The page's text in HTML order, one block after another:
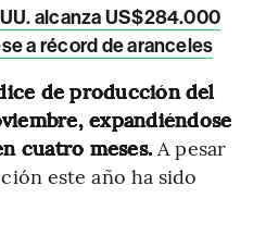
alcanza US$284.000
a récord de aranceles
de producción del
expandiéndose
cuatro meses.A pesar
este año ha sido